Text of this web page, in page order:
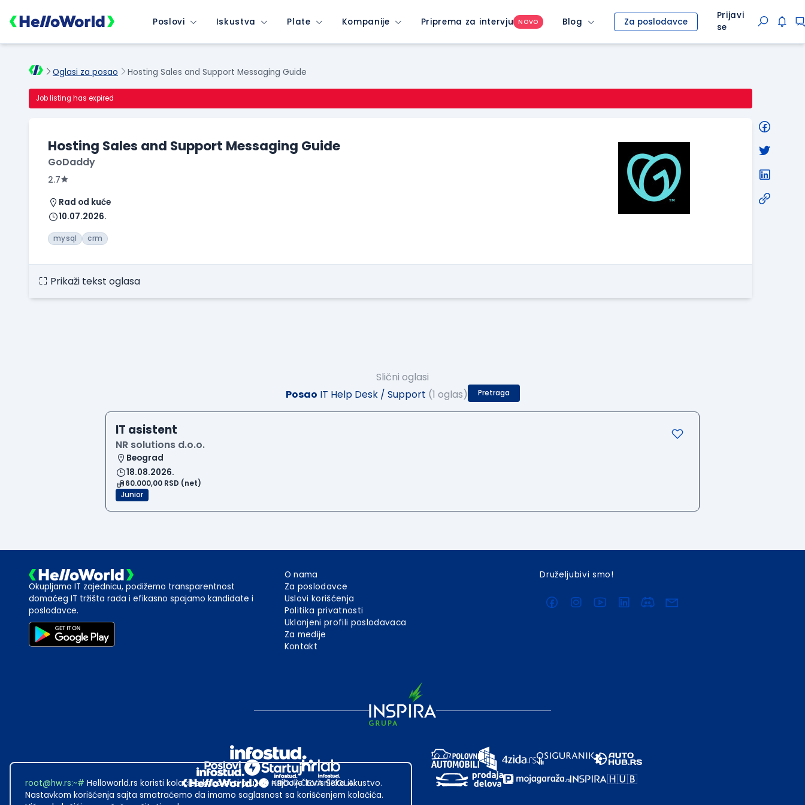
Poslovi Iskustva Plate Kompanije Priprema za intervju NOVO Blog Za poslodavce
Prijavi
se
Oglasi za posao Hosting Sales and Support Messaging Guide
Job listing has expired
Hosting Sales and Support Messaging Guide
GoDaddy
2.7
Rad od kuće
10.07.2026.
mysql crm
Prikaži tekst oglasa
Slični oglasi
Posao IT Help Desk / Support (1 oglas) Pretraga
IT asistent
NR solutions d.o.o.
Beograd
18.08.2026.
60.000,00 RSD (net)
Junior
Okupljamo IT zajednicu, podižemo transparentnost
domaćeg IT tržišta rada i efikasno spajamo kandidate i
poslodavce.
O nama
Za poslodavce
Uslovi korišćenja
Politika privatnosti
Uklonjeni profili poslodavaca
Za medije
Kontakt
Druželjubivi smo!
root@hw.rs:~# Helloworld.rs koristi kolačiće kako bi ti pružao najbolje korisničko iskustvo.
Nastavkom korišćenja sajta smatraćemo da imamo saglasnost sa korišćenjem kolačića.